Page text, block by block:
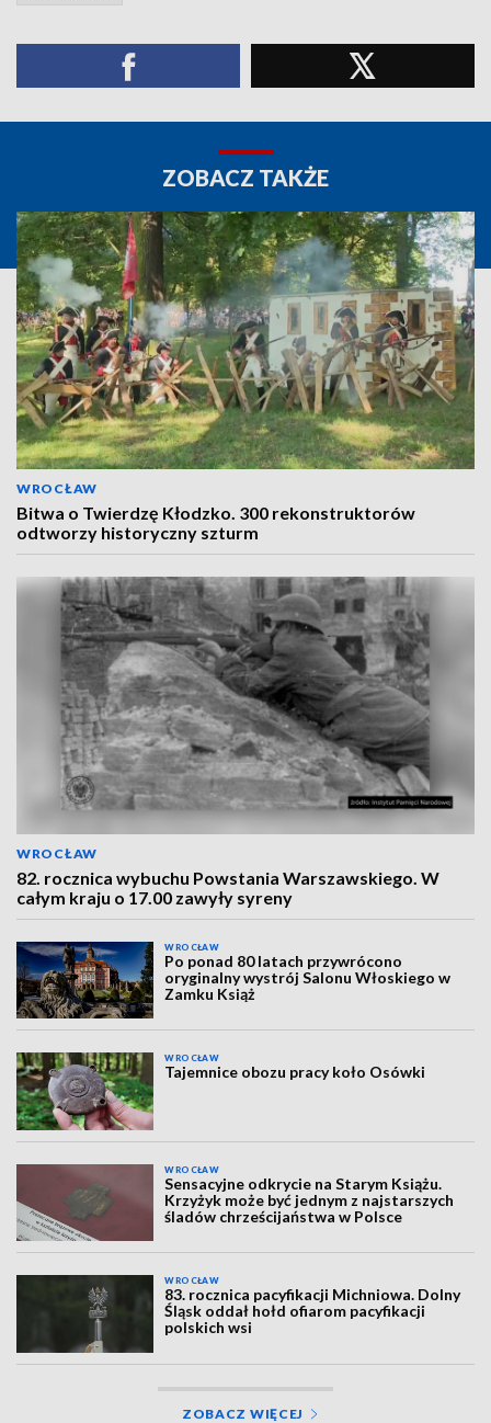
ZOBACZ TAKŻE
WROCŁAW
Bitwa o Twierdzę Kłodzko. 300 rekonstruktorów
odtworzy historyczny szturm
WROCŁAW
82. rocznica wybuchu Powstania Warszawskiego. W
całym kraju o 17.00 zawyły syreny
WROCŁAW
Po ponad 80 latach przywrócono
oryginalny wystrój Salonu Włoskiego w
Zamku Książ
WROCŁAW
Tajemnice obozu pracy koło Osówki
WROCŁAW
Sensacyjne odkrycie na Starym Książu.
Krzyżyk może być jednym z najstarszych
śladów chrześcijaństwa w Polsce
WROCŁAW
83. rocznica pacyfikacji Michniowa. Dolny
Śląsk oddał hołd ofiarom pacyfikacji
polskich wsi
ZOBACZ WIĘCEJ